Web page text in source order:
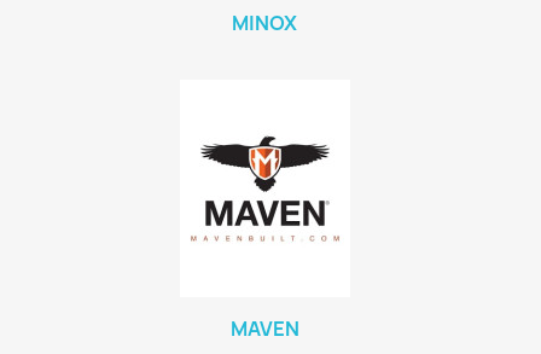
MINOX
MAVEN